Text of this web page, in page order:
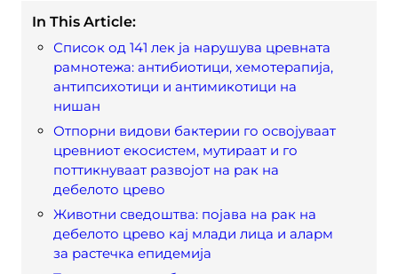
In This Article:
Список од 141 лек ја нарушува цревната
рамнотежа: антибиотици, хемотерапија,
антипсихотици и антимикотици на
нишан
Отпорни видови бактерии го освојуваат
цревниот екосистем, мутираат и го
поттикнуваат развојот на рак на
дебелото црево
Животни сведоштва: појава на рак на
дебелото црево кај млади лица и аларм
за растечка епидемија